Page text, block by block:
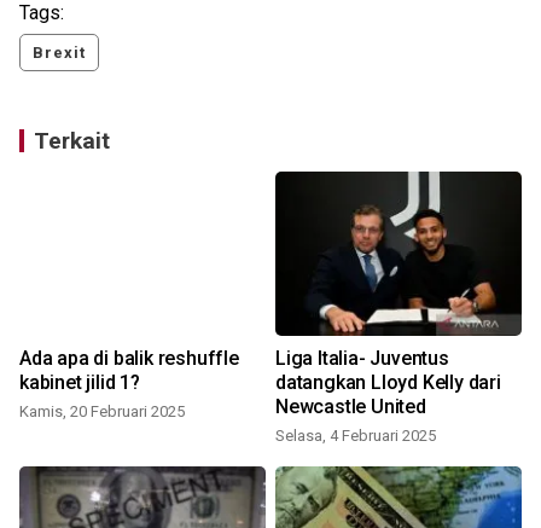
Tags:
Brexit
Terkait
Ada apa di balik reshuffle
kabinet jilid 1?
Kamis, 20 Februari 2025
Liga Italia- Juventus
datangkan Lloyd Kelly dari
Newcastle United
Selasa, 4 Februari 2025